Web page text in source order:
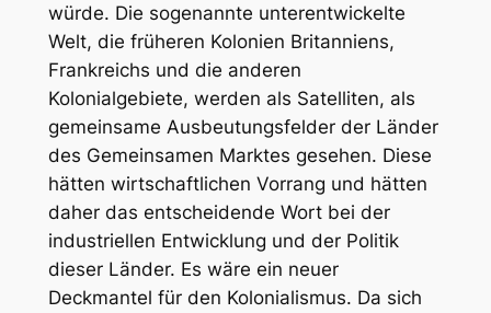
würde. Die sogenannte unterentwickelte
Welt, die früheren Kolonien Britanniens,
Frankreichs und die anderen
Kolonialgebiete, werden als Satelliten, als
gemeinsame Ausbeutungsfelder der Länder
des Gemeinsamen Marktes gesehen. Diese
hätten wirtschaftlichen Vorrang und hätten
daher das entscheidende Wort bei der
industriellen Entwicklung und der Politik
dieser Länder. Es wäre ein neuer
Deckmantel für den Kolonialismus. Da sich